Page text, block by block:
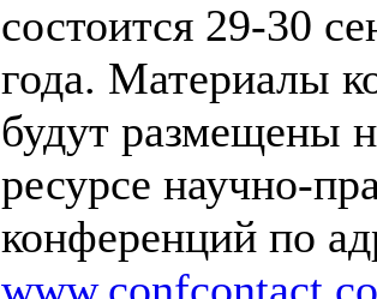
состоится 29-30
года. Материалы
будут размещены
ресурсе научно-
конференций по